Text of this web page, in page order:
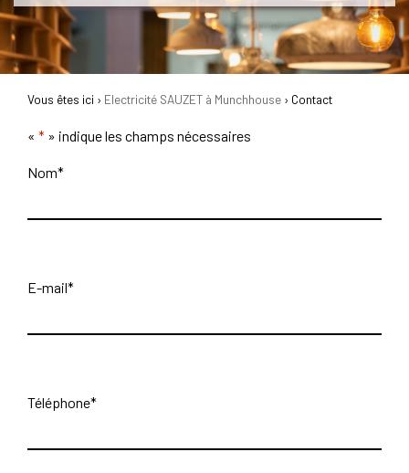
Vous êtes ici › Electricité SAUZET à Munchhouse › Contact
« * » indique les champs nécessaires
Nom*
E-mail*
Téléphone*